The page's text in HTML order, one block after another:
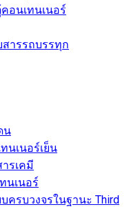
อนเทนเนอร์
สารรถบรรทุก
น
นเนอร์เย็น
รเคมี
นเนอร์
ครบวงจรในฐานะ Third